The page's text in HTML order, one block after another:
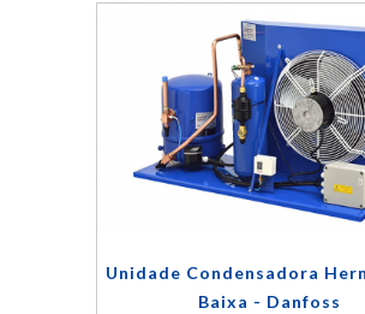
Unidade Condensadora
Baixa - Danfoss